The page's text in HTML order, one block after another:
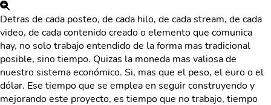
Detras de cada posteo, de cada hilo, de cada stream, de cada
video, de cada contenido creado o elemento que comunica
hay, no solo trabajo entendido de la forma mas tradicional
posible, sino tiempo. Quizas la moneda mas valiosa de
nuestro sistema económico. Si, mas que el peso, el euro o el
dólar. Ese tiempo que se emplea en seguir construyendo y
mejorando este proyecto, es tiempo que no trabajo, tiempo